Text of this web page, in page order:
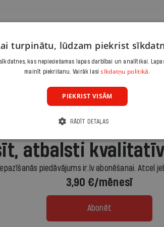
6.-8.martā, visā Latvijā aptaujāts
Ja esi abonents,pievienojies šeit
atbalsti
Iepazīšanās piedāvājums ir.lv abonēšanai. Atcel
3,90 €/mēnesī
Abonēt
turpinātu, lūdzam piekrist
kas nepieciešamas lapas darbībai un analītikai.
mainīt piekrišanu. Vairāk lasisīkdatņu politikā.
PIEKRIST VISĀM
RĀDĪT DETAĻAS